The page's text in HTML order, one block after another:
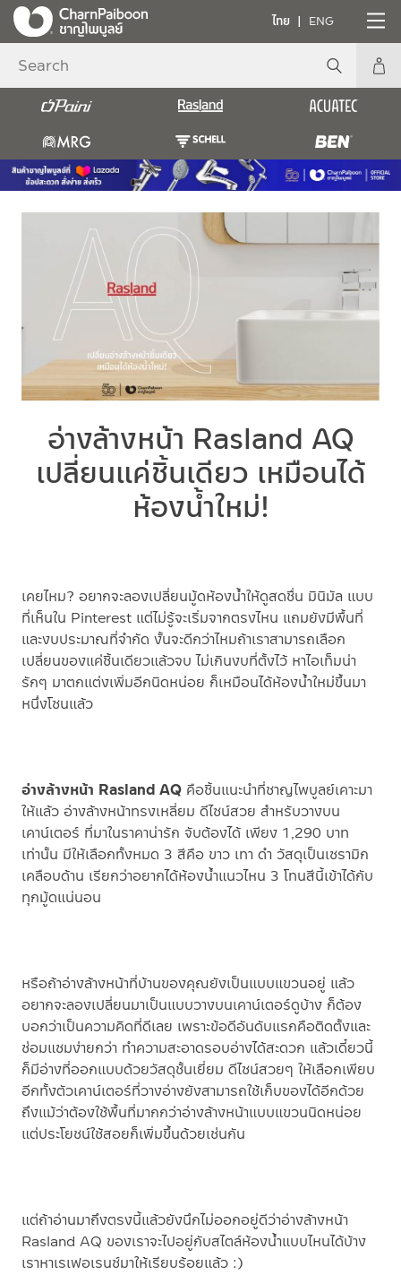
ไทย ENG
อ่างล้างหน้า Rasland AQ
เปลี่ยนแค่ชิ้นเดียว เหมือนได้
ห้องน้ำใหม่!
เคยไหม? อยากจะลองเปลี่ยนมู้ดห้องน้ำให้ดูสดชื่น มินิมัล แบบ
ที่เห็นใน Pinterest แต่ไม่รู้จะเริ่มจากตรงไหน แถมยังมีพื้นที่
และงบประมาณที่จำกัด งั้นจะดีกว่าไหมถ้าเราสามารถเลือก
เปลี่ยนของแค่ชิ้นเดียวแล้วจบ ไม่เกินงบที่ตั้งไว้ หาไอเท็มน่า
รักๆ มาตกแต่งเพิ่มอีกนิดหน่อย ก็เหมือนได้ห้องน้ำใหม่ขึ้นมา
หนึ่งโซนแล้ว
อ่างล้างหน้า Rasland AQ คือชิ้นแนะนำที่ชาญไพบูลย์เคาะมา
ให้แล้ว อ่างล้างหน้าทรงเหลี่ยม ดีไซน์สวย สำหรับวางบน
เคาน์เตอร์ ที่มาในราคาน่ารัก จับต้องได้ เพียง 1,290 บาท
เท่านั้น มีให้เลือกทั้งหมด 3 สีคือ ขาว เทา ดำ วัสดุเป็นเซรามิก
เคลือบด้าน เรียกว่าอยากได้ห้องน้ำแนวไหน 3 โทนสีนี้เข้าได้กับ
ทุกมู้ดแน่นอน
หรือถ้าอ่างล้างหน้าที่บ้านของคุณยังเป็นแบบแขวนอยู่ แล้ว
อยากจะลองเปลี่ยนมาเป็นแบบวางบนเคาน์เตอร์ดูบ้าง ก็ต้อง
บอกว่าเป็นความคิดที่ดีเลย เพราะข้อดีอันดับแรกคือติดตั้งและ
ซ่อมแซมง่ายกว่า ทำความสะอาดรอบอ่างได้สะดวก แล้วเดี๋ยวนี้
ก็มีอ่างที่ออกแบบด้วยวัสดุชั้นเยี่ยม ดีไซน์สวยๆ ให้เลือกเพียบ
อีกทั้งตัวเคาน์เตอร์ที่วางอ่างยังสามารถใช้เก็บของได้อีกด้วย
ถึงแม้ว่าต้องใช้พื้นที่มากกว่าอ่างล้างหน้าแบบแขวนนิดหน่อย
แต่ประโยชน์ใช้สอยก็เพิ่มขึ้นด้วยเช่นกัน
แต่ถ้าอ่านมาถึงตรงนี้แล้วยังนึกไม่ออกอยู่ดีว่าอ่างล้างหน้า
Rasland AQ ของเราจะไปอยู่กับสไตล์ห้องน้ำแบบไหนได้บ้าง
เราหาเรเฟอเรนซ์มาให้เรียบร้อยแล้ว :)